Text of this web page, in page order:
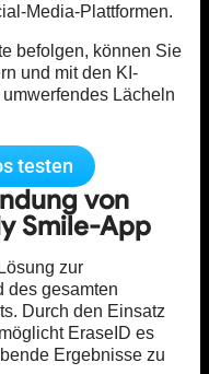
Media-Plattformen.
befolgen, können Sie
und mit den KI-
Lächeln
testen
von
Smile-App
zur
des gesamten
Durch den Einsatz
EraseID es
Ergebnisse zu